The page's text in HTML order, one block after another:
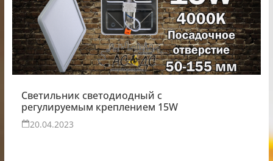
Светильник светодиодный с
регулируемым креплением 15W
20.04.2023